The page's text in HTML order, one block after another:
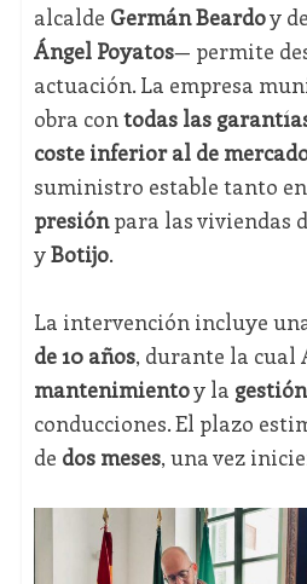
alcalde Germán Beardoy
Ángel Poyatos— permite
actuación. La empresa
obra contodas las
coste inferior al de
suministro estable tanto en
presiónpara las viviendas
yBotijo.
La intervención incluye
de 10 años, durante la cual
mantenimientoy la gestión
conducciones. El plazo
de dos meses, una vez